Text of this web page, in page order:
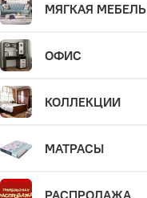
МЯГКАЯ МЕБЕЛЬ
ОФИС
КОЛЛЕКЦИИ
МАТРАСЫ